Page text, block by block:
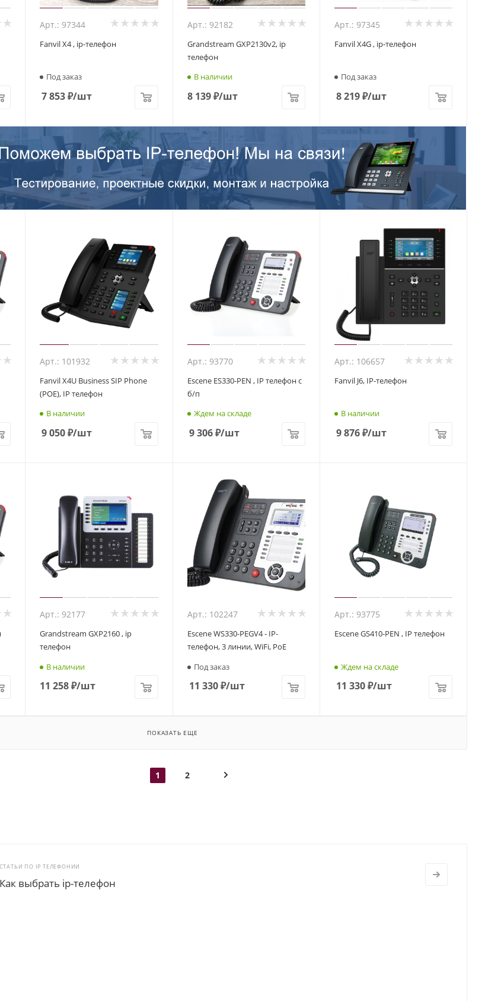
Арт.: 97344
Fanvil X4 , ip-телефон
Под заказ
7 853₽/шт
Арт.: 92182
Grandstream GXP2130v2, ip
телефон
В наличии
8 139₽/шт
Арт.: 97345
Fanvil X4G , ip-телефон
Под заказ
8 219₽/шт
Арт.: 101932
Fanvil X4U Business SIP Phone
(POE), IP телефон
В наличии
9 050₽/шт
Арт.: 93770
Escene ES330-PEN , IP телефон с
б/п
Ждем на складе
9 306₽/шт
Арт.: 106657
Fanvil J6, IP-телефон
В наличии
9 876₽/шт
Арт.: 92177
Grandstream GXP2160 , ip
телефон
В наличии
11 258₽/шт
Арт.: 102247
Escene WS330-PEGV4 - IP-
телефон, 3 линии, WiFi, PoE
Под заказ
11 330₽/шт
Арт.: 93775
Escene GS410-PEN , IP телефон
Ждем на складе
11 330₽/шт
ПОКАЗАТЬ ЕЩЕ
1 2
СТАТЬИ ПО IP ТЕЛЕФОНИИ
Как выбрать ip-телефон